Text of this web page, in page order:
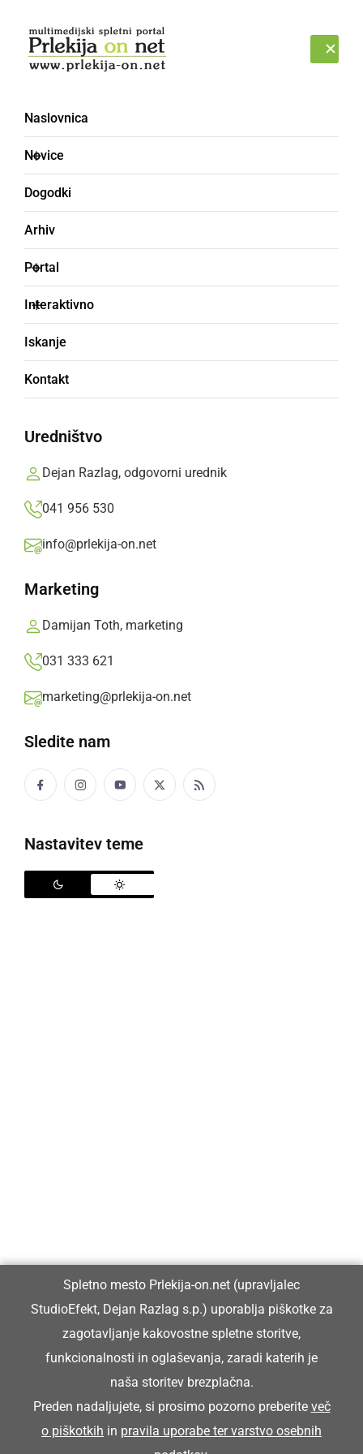
Naslovnica
Novice
Dogodki
Arhiv
Portal
Interaktivno
Iskanje
Kontakt
Uredništvo
Dejan Razlag, odgovorni urednik
041 956 530
info@prlekija-on.net
Marketing
Damijan Toth, marketing
031 333 621
marketing@prlekija-on.net
Sledite nam
Nastavitev teme
Surf Truckerz
DRUŽABNO
Ljutomer zavzeli zombiji
Družabno
Črna kronika
Šport
Politika
Gospodarstvo
Narava
Zanimivosti
Glavni in odgovorni urednik:
Dejan Razlag
info@prlekija-on.net
Spletno mesto Prlekija-on.net (upravljalec
StudioEfekt, Dejan Razlag s.p.) uporablja piškotke za
zagotavljanje kakovostne spletne storitve,
funkcionalnosti in oglaševanja, zaradi katerih je
naša storitev brezplačna.
Preden nadaljujete, si prosimo pozorno preberite več
o piškotkih in pravila uporabe ter varstvo osebnih